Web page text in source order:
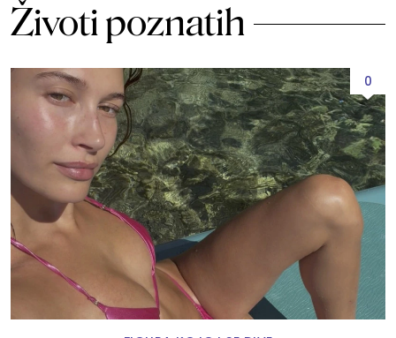
Životi poznatih
0